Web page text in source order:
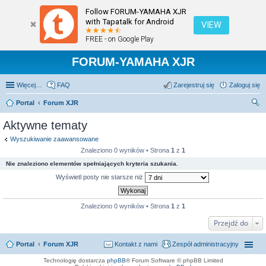
Follow FORUM-YAMAHA XJR
with Tapatalk for Android
FREE - on Google Play
VIEW
FORUM-YAMAHA XJR
Więcej… FAQ Zaloguj się
Zarejestruj się
Portal
Forum XJR
Aktywne tematy
Wyszukiwanie zaawansowane
Znaleziono 0 wyników • Strona 1 z 1
Nie znaleziono elementów spełniających kryteria szukania.
Wyświetl posty nie starsze niż
Znaleziono 0 wyników • Strona 1 z 1
Przejdź do
Portal Forum XJR Zespół administracyjny
Kontakt z nami
Technologię dostarcza phpBB® Forum Software © phpBB Limited